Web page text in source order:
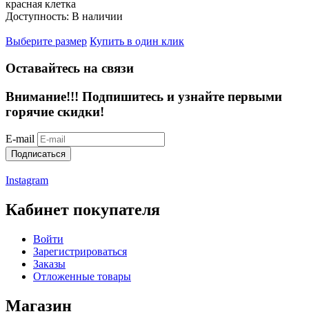
красная клетка
Доступность: В наличии
Выберите размер Купить в один клик
Оставайтесь на связи
Внимание!!! Подпишитесь и узнайте первыми
горячие скидки!
E-mail
Подписаться
Instagram
Кабинет покупателя
Войти
Зарегистрироваться
Заказы
Отложенные товары
Магазин